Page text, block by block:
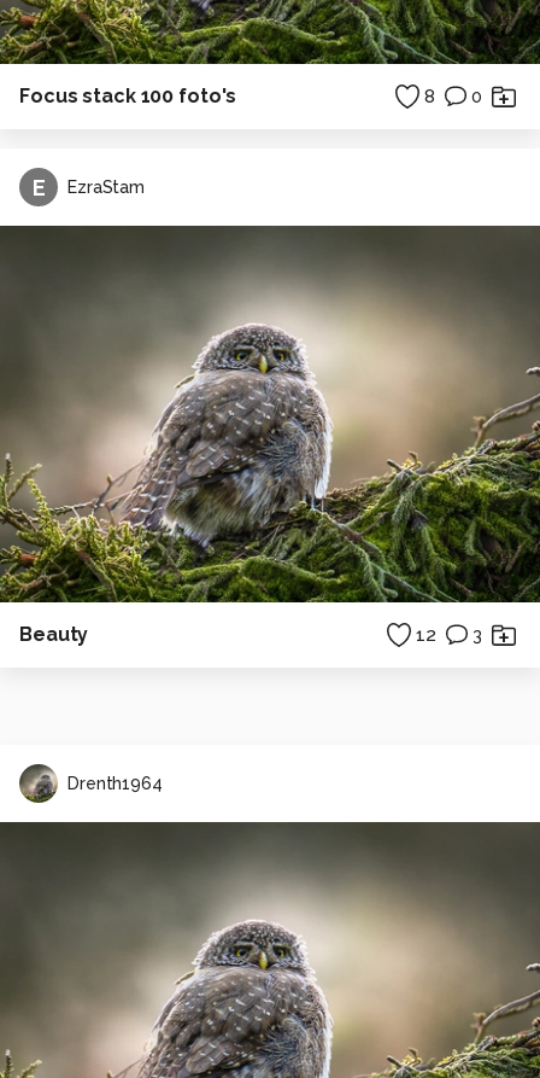
Focus stack 100 foto's 8 0
E EzraStam
Beauty 12 3
Drenth1964